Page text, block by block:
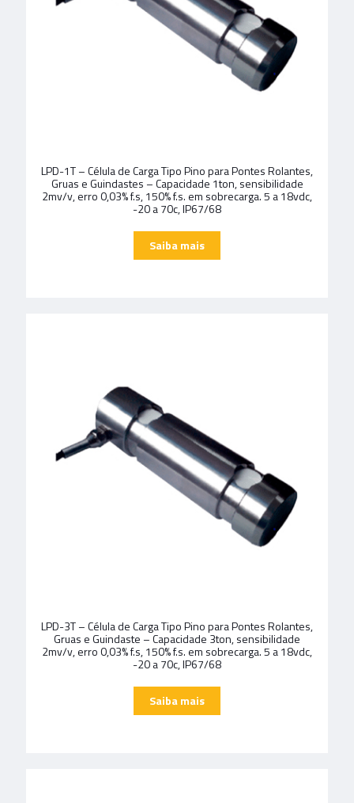
LPD-1T – Célula de Carga Tipo Pino para Pontes Rolantes,
Gruas e Guindastes – Capacidade 1ton, sensibilidade
2mv/v, erro 0,03% f.s, 150% f.s. em sobrecarga. 5 a 18vdc,
-20 a 70c, IP67/68
LPD-3T – Célula de Carga Tipo Pino para Pontes Rolantes,
Gruas e Guindaste – Capacidade 3ton, sensibilidade
2mv/v, erro 0,03% f.s, 150% f.s. em sobrecarga. 5 a 18vdc,
-20 a 70c, IP67/68